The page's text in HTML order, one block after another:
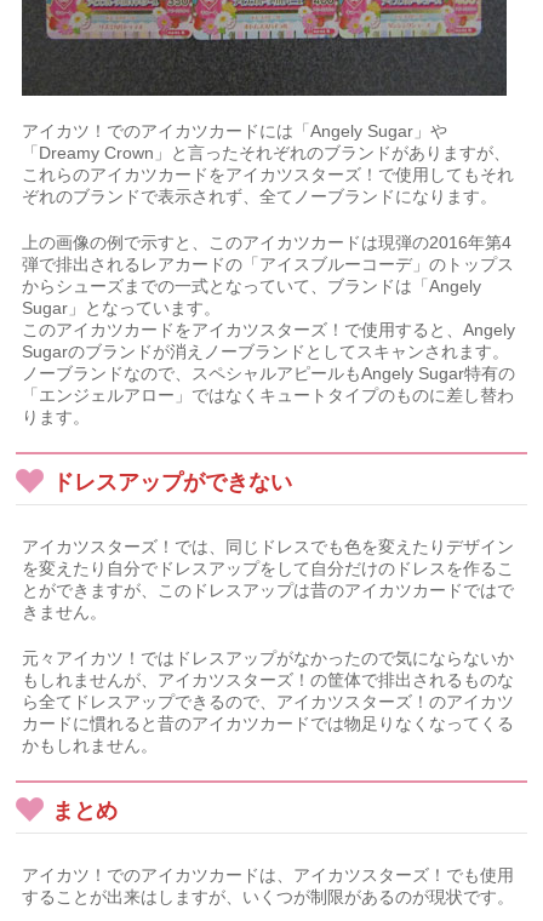
アイカツ！でのアイカツカードには「Angely Sugar」や
「Dreamy Crown」と言ったそれぞれのブランドがありますが、
これらのアイカツカードをアイカツスターズ！で使用してもそれ
ぞれのブランドで表示されず、全てノーブランドになります。
上の画像の例で示すと、このアイカツカードは現弾の2016年第4
弾で排出されるレアカードの「アイスブルーコーデ」のトップス
からシューズまでの一式となっていて、ブランドは「Angely
Sugar」となっています。
このアイカツカードをアイカツスターズ！で使用すると、Angely
Sugarのブランドが消えノーブランドとしてスキャンされます。
ノーブランドなので、スペシャルアピールもAngely Sugar特有の
「エンジェルアロー」ではなくキュートタイプのものに差し替わ
ります。
ドレスアップができない
アイカツスターズ！では、同じドレスでも色を変えたりデザイン
を変えたり自分でドレスアップをして自分だけのドレスを作るこ
とができますが、このドレスアップは昔のアイカツカードではで
きません。
元々アイカツ！ではドレスアップがなかったので気にならないか
もしれませんが、アイカツスターズ！の筐体で排出されるものな
ら全てドレスアップできるので、アイカツスターズ！のアイカツ
カードに慣れると昔のアイカツカードでは物足りなくなってくる
かもしれません。
まとめ
アイカツ！でのアイカツカードは、アイカツスターズ！でも使用
することが出来はしますが、いくつが制限があるのが現状です。